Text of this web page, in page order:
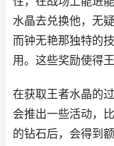
水晶去兑换他，无
而钟无艳那独特的
用。这些奖励使得
在获取王者水晶的
会推出一些活动，
的钻石后，会得到